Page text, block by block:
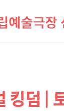
예술극장
킹덤 |